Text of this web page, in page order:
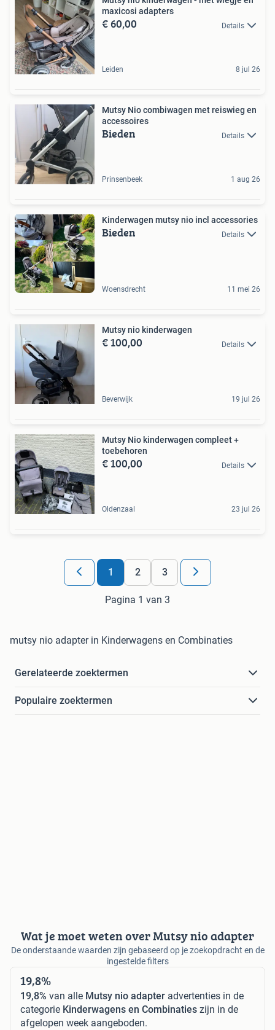
maxicosi adapters
€ 60,00 Details
Leiden 8 jul 26
Mutsy Nio combiwagen met reiswieg en
accessoires
Bieden Details
Prinsenbeek 1 aug 26
Kinderwagen mutsy nio incl accessories
Bieden Details
Woensdrecht 11 mei 26
Mutsy nio kinderwagen
€ 100,00 Details
Beverwijk 19 jul 26
Mutsy Nio kinderwagen compleet +
toebehoren
€ 100,00 Details
Oldenzaal 23 jul 26
1 2 3
Pagina 1 van 3
mutsy nio adapter in Kinderwagens en Combinaties
Gerelateerde zoektermen
Populaire zoektermen
Wat je moet weten over Mutsy nio adapter
De onderstaande waarden zijn gebaseerd op je zoekopdracht en de
ingestelde filters
19,8%
19,8% van alle Mutsy nio adapter advertenties in de
categorie Kinderwagens en Combinaties zijn in de
afgelopen week aangeboden.